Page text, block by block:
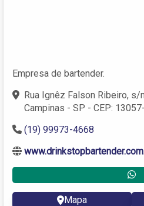
Empresa de bartender.
Rua Ignêz Falson Ribeiro, s/
Campinas - SP - CEP:
(19) 99973-4668
Mapa